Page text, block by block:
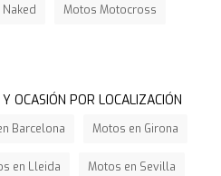
Motos Motocross
OCASIÓN POR LOCALIZACIÓN
Barcelona Motos en Girona
en Lleida Motos en Sevilla